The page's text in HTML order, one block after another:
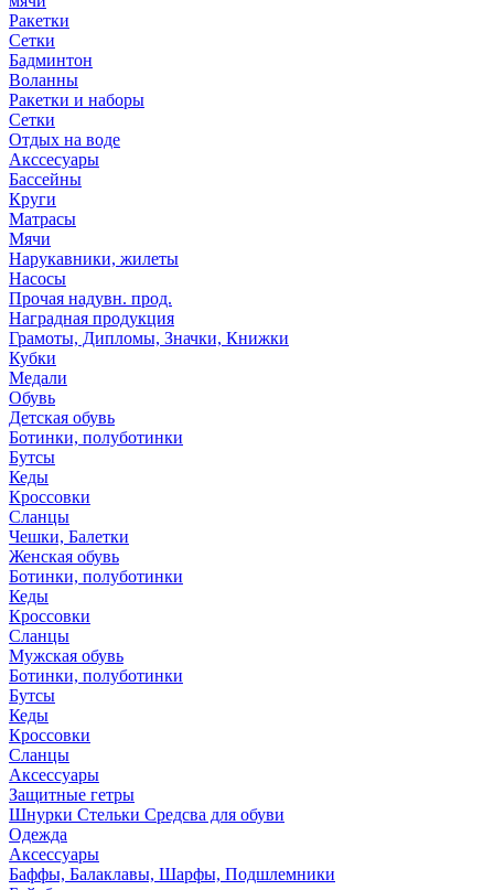
Ракетки
Сетки
Бадминтон
Воланны
Ракетки и наборы
Сетки
Отдых на воде
Акссесуары
Бассейны
Круги
Матрасы
Мячи
Нарукавники, жилеты
Насосы
Прочая надувн. прод.
Наградная продукция
Грамоты, Дипломы, Значки, Книжки
Кубки
Медали
Обувь
Детская обувь
Ботинки, полуботинки
Бутсы
Кеды
Кроссовки
Сланцы
Чешки, Балетки
Женская обувь
Ботинки, полуботинки
Кеды
Кроссовки
Сланцы
Мужская обувь
Ботинки, полуботинки
Бутсы
Кеды
Кроссовки
Сланцы
Аксессуары
Защитные гетры
Шнурки Стельки Средсва для обуви
Одежда
Аксессуары
Баффы, Балаклавы, Шарфы, Подшлемники